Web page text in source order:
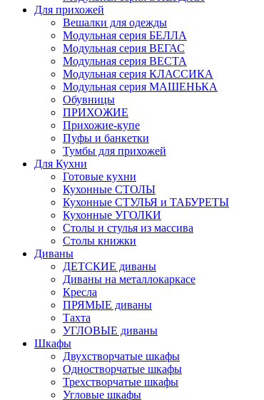
Для прихожей
Вешалки для одежды
Модульная серия БЕЛЛА
Модульная серия ВЕГАС
Модульная серия ВЕСТА
Модульная серия КЛАССИКА
Модульная серия МАШЕНЬКА
Обувницы
ПРИХОЖИЕ
Прихожие-купе
Пуфы и банкетки
Тумбы для прихожей
Для Кухни
Готовые кухни
Кухонные СТОЛЫ
Кухонные СТУЛЬЯ и ТАБУРЕТЫ
Кухонные УГОЛКИ
Столы и стулья из массива
Столы книжки
Диваны
ДЕТСКИЕ диваны
Диваны на металлокаркасе
Кресла
ПРЯМЫЕ диваны
Тахта
УГЛОВЫЕ диваны
Шкафы
Двухстворчатые шкафы
Одностворчатые шкафы
Трехстворчатые шкафы
Угловые шкафы